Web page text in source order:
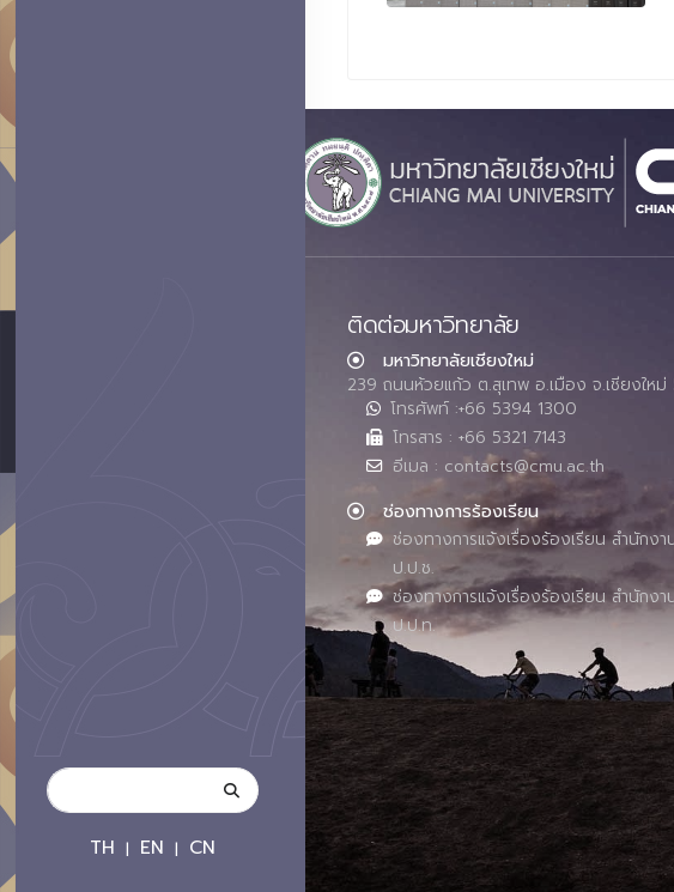
TH | EN | CN
ติดต่อมหาวิทยาลัย
มหาวิทยาลัยเชียงใหม่
239 ถนนห้วยแก้ว ต.สุเทพ อ.เมือง จ.เชียงให
โทรศัพท์ :+66 5394 1300
โทรสาร : +66 5321 7143
อีเมล : contacts@cmu.ac.th
ช่องทางการร้องเรียน
ช่องทางการแจ้งเรื่องร้องเรียน สำนักงา
ป.ป.ช.
ช่องทางการแจ้งเรื่องร้องเรียน สำนักงา
ป.ป.ท.